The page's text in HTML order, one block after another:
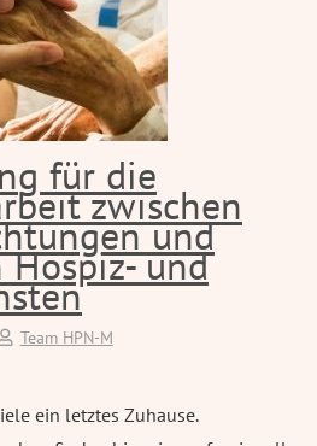
für die
zwischen
und
und
Team HPN-M
ein letztes Zuhause.